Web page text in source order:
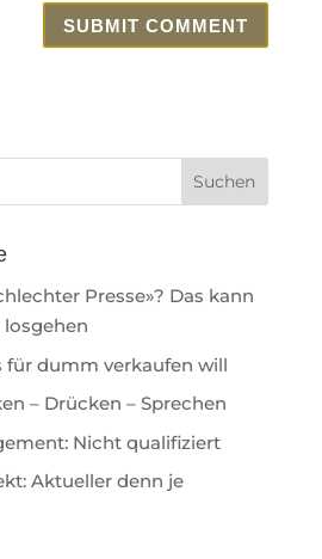
Presse»? Das kann
für dumm verkaufen will
– Drücken – Sprechen
Nicht qualifiziert
Aktueller denn je